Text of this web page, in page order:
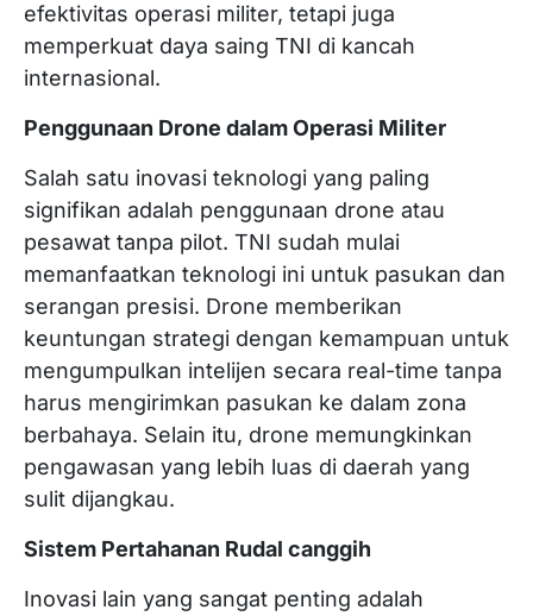
efektivitas operasi militer, tetapi juga
memperkuat daya saing TNI di kancah
internasional.
Penggunaan Drone dalam Operasi Militer
Salah satu inovasi teknologi yang paling
signifikan adalah penggunaan drone atau
pesawat tanpa pilot. TNI sudah mulai
memanfaatkan teknologi ini untuk pasukan dan
serangan presisi. Drone memberikan
keuntungan strategi dengan kemampuan untuk
mengumpulkan intelijen secara real-time tanpa
harus mengirimkan pasukan ke dalam zona
berbahaya. Selain itu, drone memungkinkan
pengawasan yang lebih luas di daerah yang
sulit dijangkau.
Sistem Pertahanan Rudal canggih
Inovasi lain yang sangat penting adalah